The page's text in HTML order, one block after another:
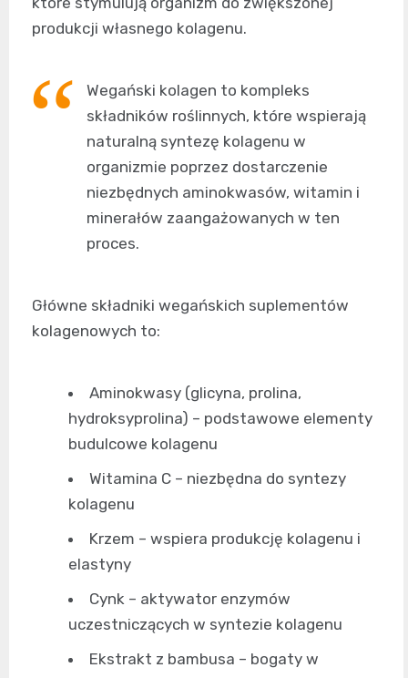
produkcji własnego kolagenu.
Wegański kolagen to kompleks
składników roślinnych, które wspierają
naturalną syntezę kolagenu w
organizmie poprzez dostarczenie
niezbędnych aminokwasów, witamin i
minerałów zaangażowanych w ten
proces.
Główne składniki wegańskich suplementów
kolagenowych to:
Aminokwasy (glicyna, prolina,
hydroksyprolina) – podstawowe elementy
budulcowe kolagenu
Witamina C – niezbędna do syntezy
kolagenu
Krzem – wspiera produkcję kolagenu i
elastyny
Cynk – aktywator enzymów
uczestniczących w syntezie kolagenu
Ekstrakt z bambusa – bogaty w